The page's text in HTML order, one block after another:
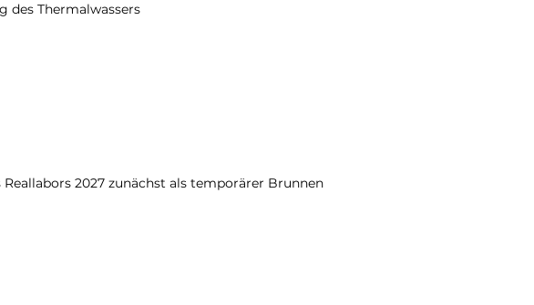
des Thermalwassers
2027 zunächst als temporärer Brunnen